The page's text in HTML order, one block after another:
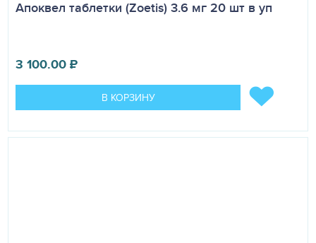
Апоквел таблетки (Zoetis) 3.6 мг 20 шт в уп
3 100.00₽
В КОРЗИНУ